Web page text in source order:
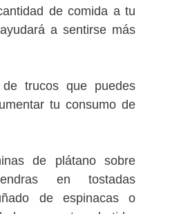
de comida a tu
a sentirse más
trucos que puedes
tu consumo de
de plátano sobre
en tostadas
de espinacas o